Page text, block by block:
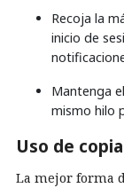
Recoja la
inicio de
Mantenga
mismo hilo
Uso de
La mejor forma